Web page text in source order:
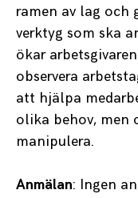
ramen av lag och
verktyg som ska
ökar
observera
att hjälpa
olika behov, men
manipulera.
Anmälan: Ingen